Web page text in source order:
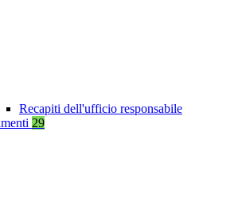
Recapiti dell'ufficio responsabile
29